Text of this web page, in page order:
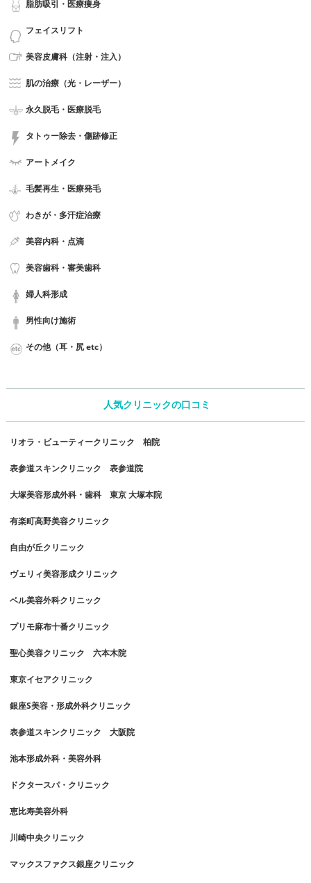
脂肪吸引・医療痩身
フェイスリフト
美容皮膚科（注射・注入）
肌の治療（光・レーザー）
永久脱毛・医療脱毛
タトゥー除去・傷跡修正
アートメイク
毛髪再生・医療発毛
わきが・多汗症治療
美容内科・点滴
美容歯科・審美歯科
婦人科形成
男性向け施術
その他（耳・尻 etc）
人気クリニックの口コミ
リオラ・ビューティークリニック 柏院
表参道スキンクリニック 表参道院
大塚美容形成外科・歯科 東京 大塚本院
有楽町高野美容クリニック
自由が丘クリニック
ヴェリィ美容形成クリニック
ベル美容外科クリニック
プリモ麻布十番クリニック
聖心美容クリニック 六本木院
東京イセアクリニック
銀座S美容・形成外科クリニック
表参道スキンクリニック 大阪院
池本形成外科・美容外科
ドクタースパ・クリニック
恵比寿美容外科
川崎中央クリニック
マックスファクス銀座クリニック